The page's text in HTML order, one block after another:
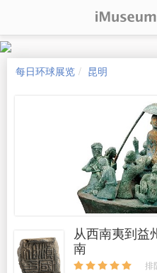
每日环球展览 昆明
从西南夷到益
南
排